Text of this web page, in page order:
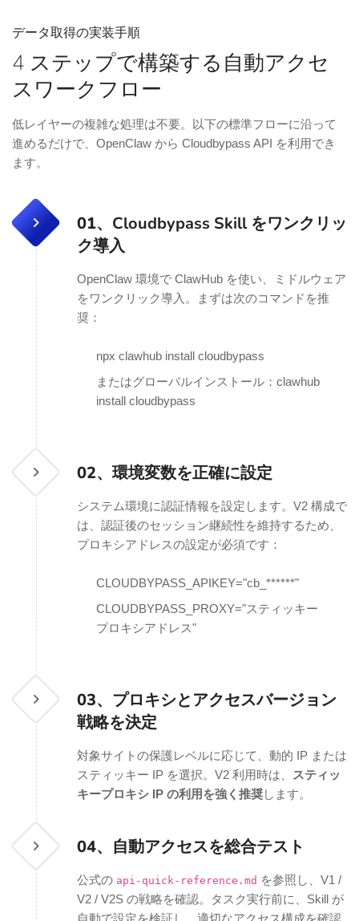
データ取得の実装手順
4 ステップで構築する自動アクセ
スワークフロー
低レイヤーの複雑な処理は不要。以下の標準フローに沿って
進めるだけで、OpenClaw から Cloudbypass API を利用でき
ます。
01、 Cloudbypass Skill をワンクリッ
ク導入
OpenClaw 環境で ClawHub を使い、ミドルウェア
をワンクリック導入。まずは次のコマンドを推
奨：
npx clawhub install cloudbypass
またはグローバルインストール：clawhub
install cloudbypass
02、 環境変数を正確に設定
システム環境に認証情報を設定します。V2 構成で
は、認証後のセッション継続性を維持するため、
プロキシアドレスの設定が必須です：
CLOUDBYPASS_APIKEY="cb_******"
CLOUDBYPASS_PROXY="スティッキー
プロキシアドレス"
03、 プロキシとアクセスバージョン
戦略を決定
対象サイトの保護レベルに応じて、動的 IP または
スティッキー IP を選択。V2 利用時は、
スティッ
キープロキシ IP の利用を強く推奨します。
04、 自動アクセスを総合テスト
公式の api-quick-reference.md を参照し、V1 /
V2 / V2S の戦略を確認。タスク実行前に、Skill が